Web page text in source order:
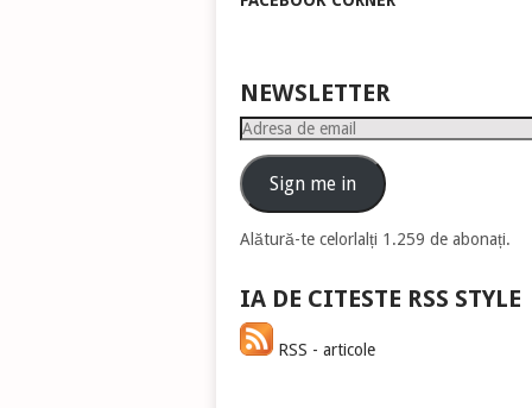
NEWSLETTER
Adresa
emailSign me in
Alătură-te celorlalți 1.259 de abonați.
IA DE CITESTE RSS STYLE
RSS - articole